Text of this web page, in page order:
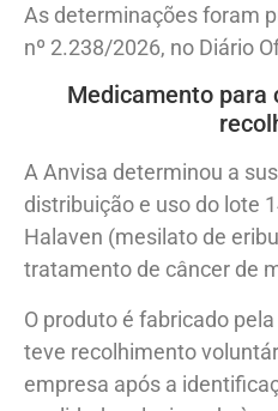
As determinações foram
nº 2.238/2026, no Diário
Medicamento para
A Anvisa determinou a
distribuição e uso do lote
Halaven (mesilato de
tratamento de câncer de
O produto é fabricado
teve recolhimento
empresa após a